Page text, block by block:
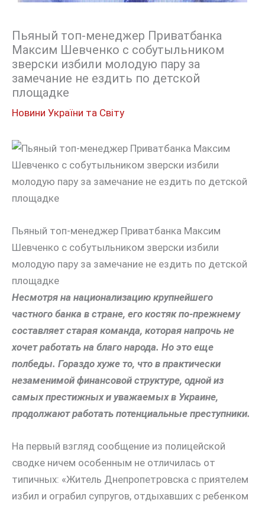
Пьяный топ-менеджер Приватбанка
Максим Шевченко с собутыльником
зверски избили молодую пару за
замечание не ездить по детской
площадке
Новини України та Світу
Пьяный топ-менеджер Приватбанка Максим
Шевченко с собутыльником зверски избили
молодую пару за замечание не ездить по детской
площадке
Несмотря на национализацию крупнейшего
частного банка в стране, его костяк по-прежнему
составляет старая команда, которая напрочь не
хочет работать на благо народа. Но это еще
полбеды. Гораздо хуже то, что в практически
незаменимой финансовой структуре, одной из
самых престижных и уважаемых в Украине,
продолжают работать потенциальные преступники.
На первый взгляд сообщение из полицейской
сводке ничем особенным не отличилась от
типичных: «Житель Днепропетровска с приятелем
избил и ограбил супругов, отдыхавших с ребенком